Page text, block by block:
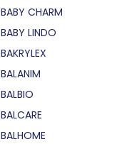
BABY CHARM
BABY LINDO
BAKRYLEX
BALANIM
BALBIO
BALCARE
BALHOME